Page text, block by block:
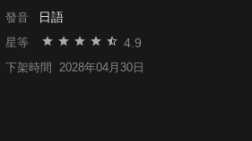
發音 日語
星等 4.9
下架時間 2028年04月30日